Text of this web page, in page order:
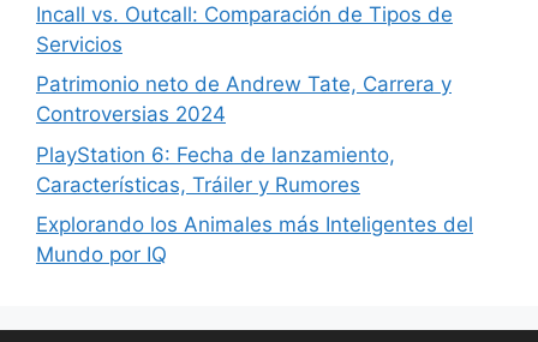
Incall vs. Outcall: Comparación de Tipos de
Servicios
Patrimonio neto de Andrew Tate, Carrera y
Controversias 2024
PlayStation 6: Fecha de lanzamiento,
Características, Tráiler y Rumores
Explorando los Animales más Inteligentes del
Mundo por IQ